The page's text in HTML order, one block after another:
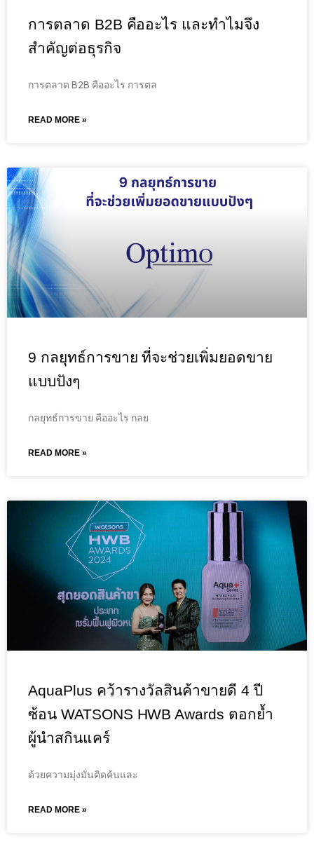
การตลาด B2B คืออะไร และทำไมจึง
สำคัญต่อธุรกิจ
การตลาด B2B คืออะไร การตล
READ MORE »
9 กลยุทธ์การขาย ที่จะช่วยเพิ่มยอดขาย
แบบปังๆ
กลยุทธ์การขาย คืออะไร กลย
READ MORE »
AquaPlus คว้ารางวัลสินค้าขายดี 4 ปี
ซ้อน WATSONS HWB Awards ตอกย้ำ
ผู้นำสกินแคร์
ด้วยความมุ่งมั่นคิดค้นและ
READ MORE »